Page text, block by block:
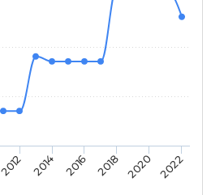
2012 2014 2016 2018 2020 2022